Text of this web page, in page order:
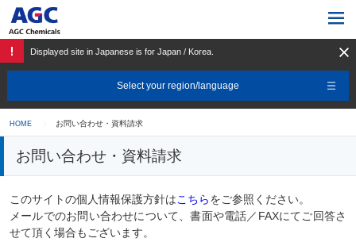
Displayed site in Japanese is for Japan / Korea.
Select your region/language
HOME お問い合わせ・資料請求
お問い合わせ・資料請求
このサイトの個人情報保護方針はこちらをご参照ください。
メールでのお問い合わせについて、書面や電話／FAXにてご回答さ
せて頂く場合もございます。